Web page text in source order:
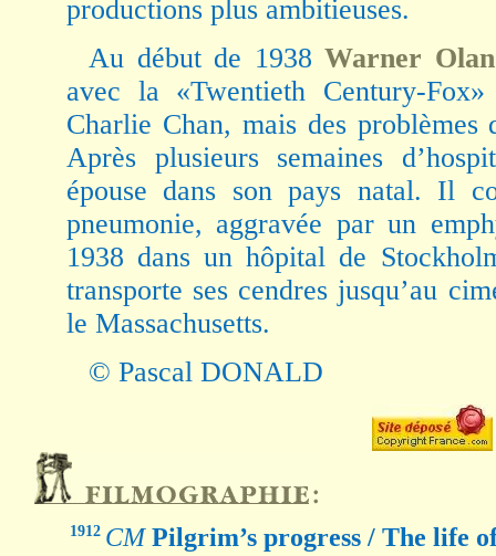
productions plus ambitieuses.
Au début de 1938Warner
avec la «Twentieth Century-
Charlie Chan, mais des problèmes
Après plusieurs semaines
épouse dans son pays natal. Il
pneumonie, aggravée par un
1938 dans un hôpital de
transporte ses cendres jusqu’au
le Massachusetts.
© Pascal DONALD
1912 CM Pilgrim’s progress / The life